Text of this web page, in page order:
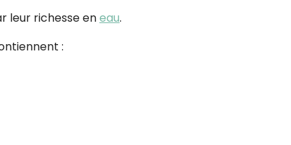
leur richesse eneau.
: